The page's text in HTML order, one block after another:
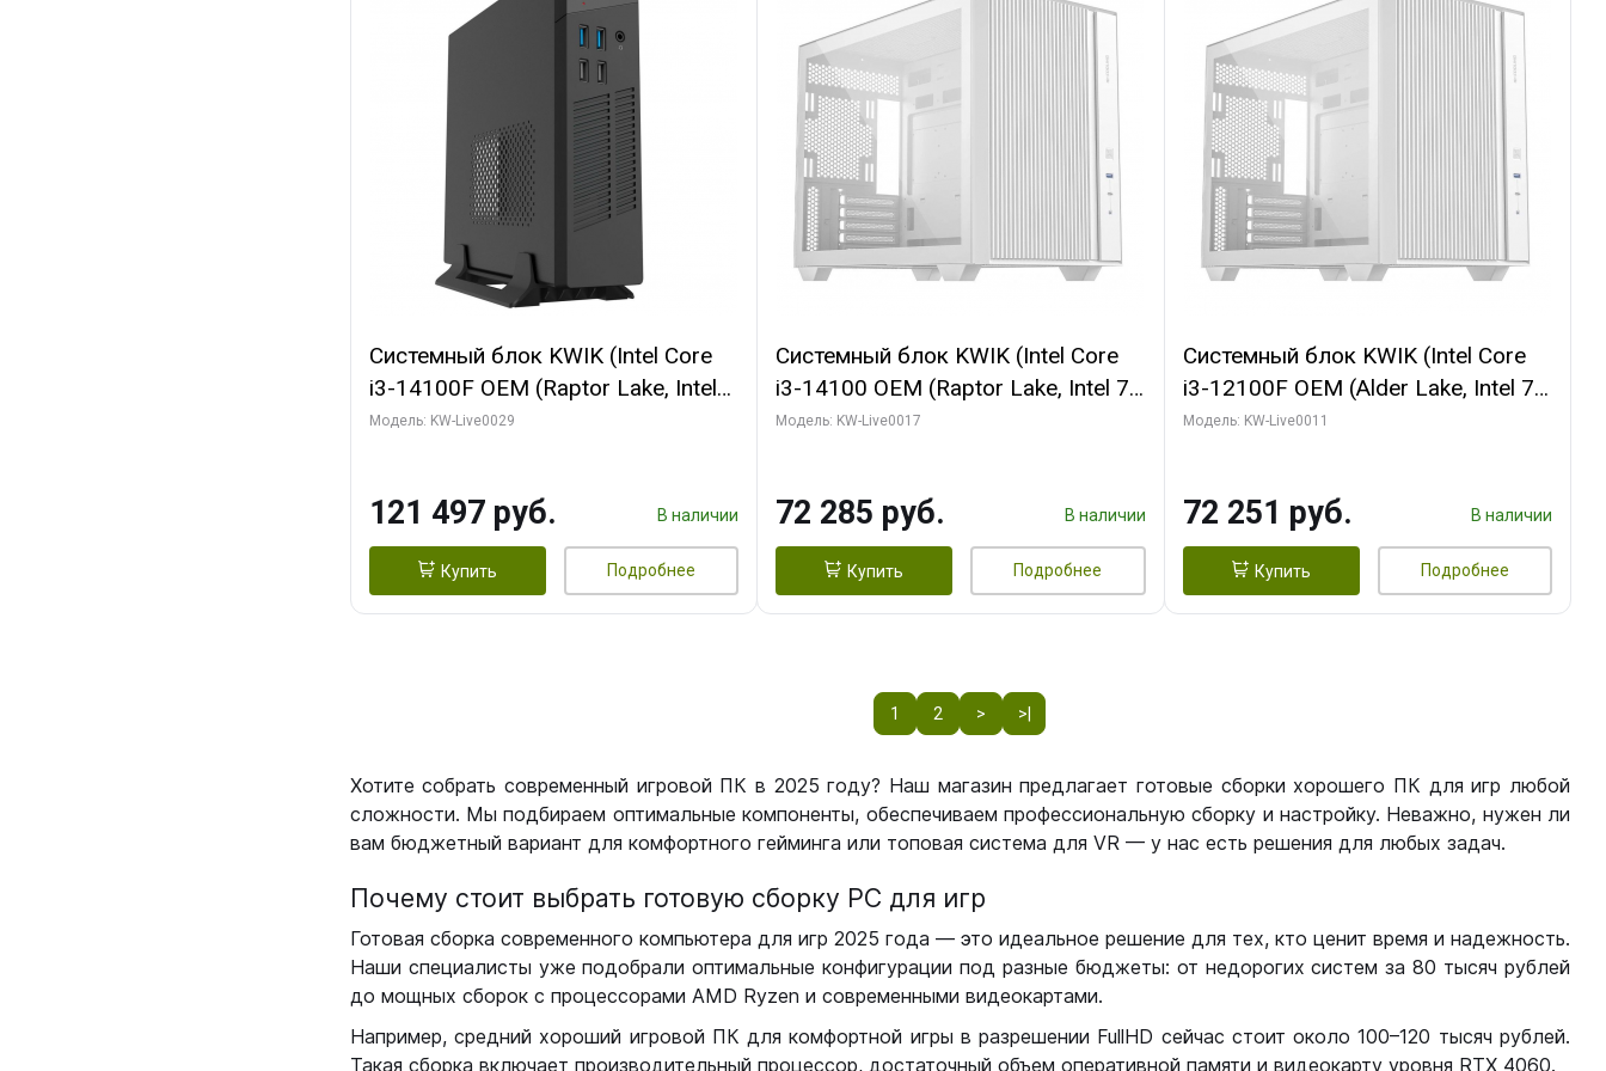
Системный блок KWIK (Intel Core
i3-14100F OEM (Raptor Lake, Intel
7, C4 0EC/4PC/T/ 64 ГБ ОЗУ (2
3xD/ 960 ГБ SSD)
Модель: KW-Live0029
121 497 руб. В наличии
Купить Подробнее
Системный блок KWIK (Intel Core
i3-14100 OEM (Raptor Lake, Intel 7,
C4 0EC/4PC/T8/ 32 ГБ ОЗУ (2
2xDP 2xH/ 1 ТБ SSD)
Модель: KW-Live0017
72 285 руб. В наличии
Купить Подробнее
Системный блок KWIK (Intel Core
i3-12100F OEM (Alder Lake, Intel 7,
C4 0EC/4PC/T8/ 32 ГБ ОЗУ (2
512 ГБ SSD)
Модель: KW-Live0011
72 251 руб. В наличии
Купить Подробнее
1 2 > >|
Хотите собрать современный игровой ПК в 2025 году? Наш магазин предлагает готовые сборки хорошего ПК для игр любой
сложности. Мы подбираем оптимальные компоненты, обеспечиваем профессиональную сборку и настройку. Неважно, нужен ли
вам бюджетный вариант для комфортного гейминга или топовая система для VR — у нас есть решения для любых задач.
Почему стоит выбрать готовую сборку РС для игр
Готовая сборка современного компьютера для игр 2025 года — это идеальное решение для тех, кто ценит время и надежность.
Наши специалисты уже подобрали оптимальные конфигурации под разные бюджеты: от недорогих систем за 80 тысяч рублей
до мощных сборок с процессорами AMD Ryzen и современными видеокартами.
Например, средний хороший игровой ПК для комфортной игры в разрешении FullHD сейчас стоит около 100–120 тысяч рублей.
Такая сборка включает производительный процессор, достаточный объем оперативной памяти и видеокарту уровня RTX 4060.